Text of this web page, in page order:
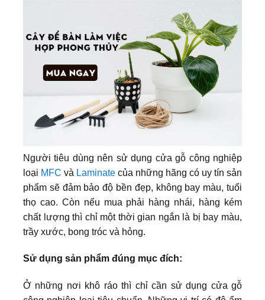
Người tiêu dùng nên sử dụng cửa gỗ công nghiệp
loại MFC và Laminate của những hãng có uy tín sản
phẩm sẽ đảm bảo độ bền đẹp, không bay màu, tuổi
thọ cao. Còn nếu mua phải hàng nhái, hàng kém
chất lượng thì chỉ một thời gian ngắn là bị bay màu,
trầy xước, bong tróc và hỏng.
Sử dụng sản phẩm đúng mục đích:
Ở những nơi khô ráo thì chỉ cần sử dụng cửa gỗ